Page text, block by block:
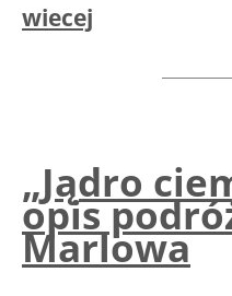
wiecej
„Jądro
opis
Marlowa